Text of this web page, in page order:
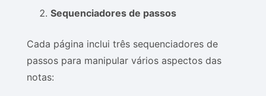
Sequenciadores de passos
Cada página inclui três sequenciadores de
passos para manipular vários aspectos das
notas: